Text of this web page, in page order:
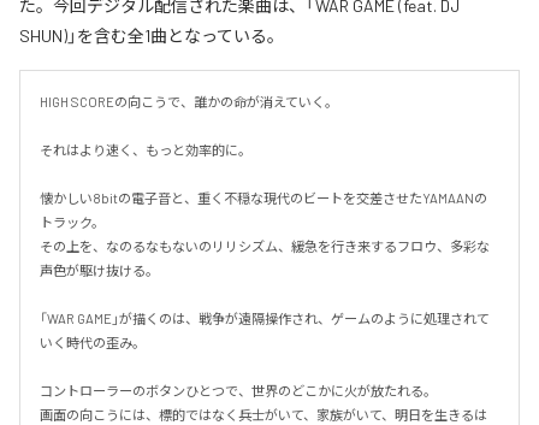
た。今回デジタル配信された楽曲は、「WAR GAME (feat. DJ
SHUN)」を含む全1曲となっている。
HIGH SCOREの向こうで、誰かの命が消えていく。
それはより速く、もっと効率的に。
懐かしい8bitの電子音と、重く不穏な現代のビートを交差させたYAMAANの
トラック。
その上を、なのるなもないのリリシズム、緩急を行き来するフロウ、多彩な
声色が駆け抜ける。
「WAR GAME」が描くのは、戦争が遠隔操作され、ゲームのように処理されて
いく時代の歪み。
コントローラーのボタンひとつで、世界のどこかに火が放たれる。
画面の向こうには、標的ではなく兵士がいて、家族がいて、明日を生きるは